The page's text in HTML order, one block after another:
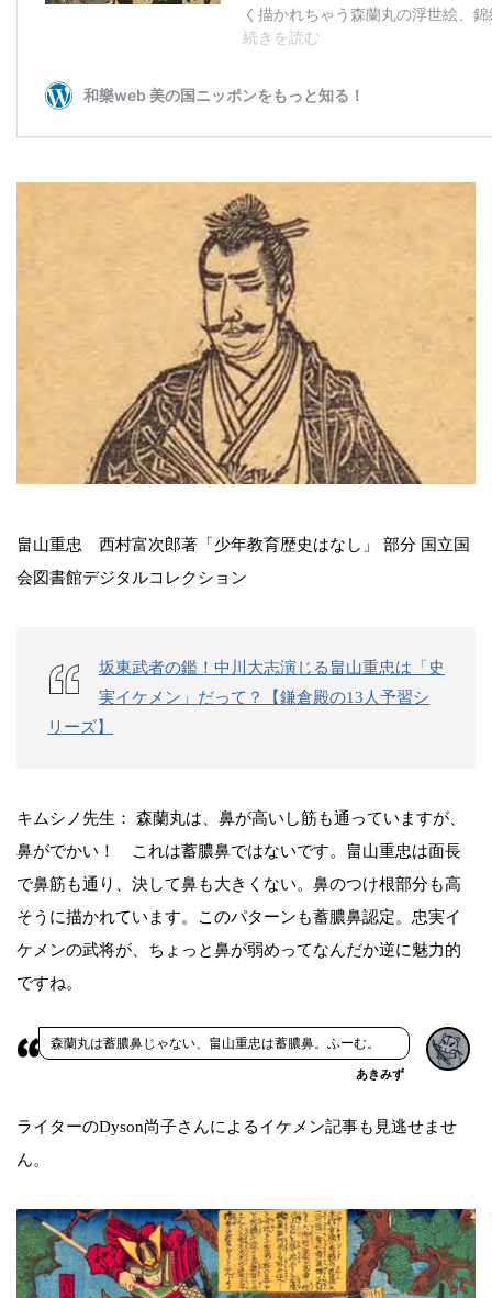
畠山重忠 西村富次郎著「少年教育歴史はなし」 部分 国立国
会図書館デジタルコレクション
坂東武者の鑑！中川大志演じる畠山重忠は「史
実イケメン」だって？【鎌倉殿の13人予習シ
リーズ】
キムシノ先生： 森蘭丸は、鼻が高いし筋も通っていますが、
鼻がでかい！ これは蓄膿鼻ではないです。畠山重忠は面長
で鼻筋も通り、決して鼻も大きくない。鼻のつけ根部分も高
そうに描かれています。このパターンも蓄膿鼻認定。忠実イ
ケメンの武将が、ちょっと鼻が弱めってなんだか逆に魅力的
ですね。
森蘭丸は蓄膿鼻じゃない、畠山重忠は蓄膿鼻。ふーむ。
あきみず
ライターのDyson尚子さんによるイケメン記事も見逃せませ
ん。